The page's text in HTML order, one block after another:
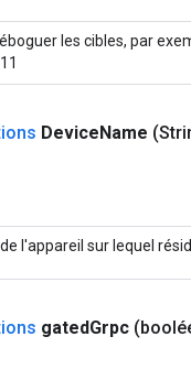
les cibles, par
DeviceName
l'appareil sur lequel
gatedGrpc